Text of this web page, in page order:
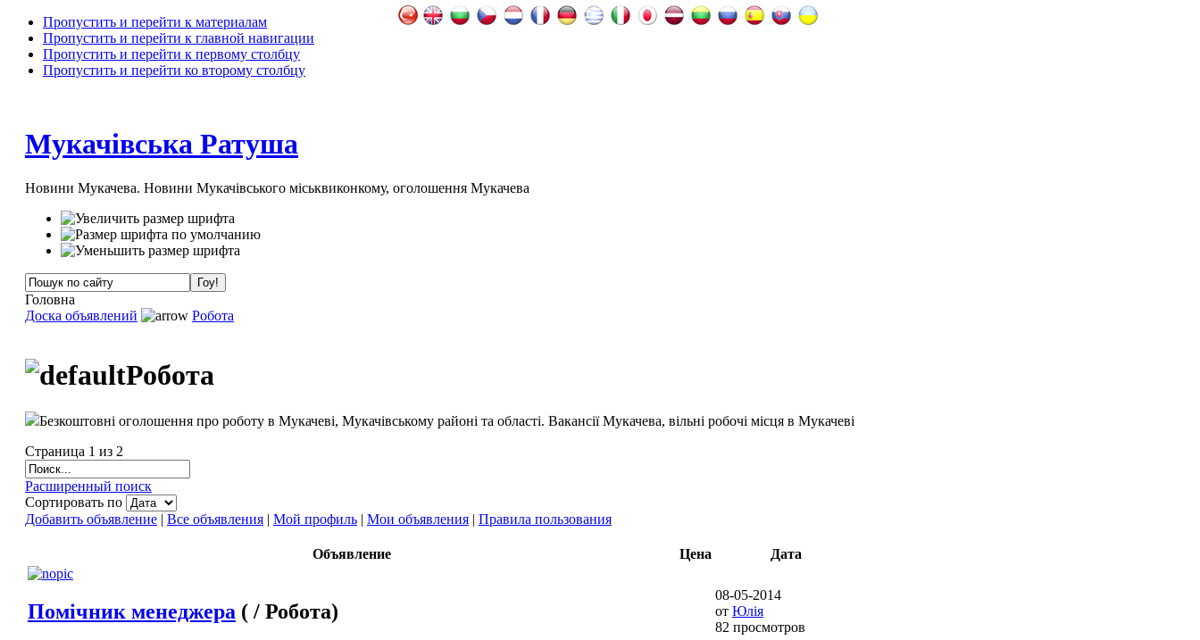
Пропустить и перейти к материалам
Пропустить и перейти к главной навигации
Пропустить и перейти к первому столбцу
Пропустить и перейти ко второму столбцу
Мукачівська Ратуша
Новини Мукачева. Новини Мукачівського міськвиконкому, оголошення Мукачева
Головна
Доска объявлений
Робота
Робота
Безкоштовні оголошення про роботу в Мукачеві, Мукачівському районі та області. Вакансії Мукачева, вільні робочі місця в Мукачеві
Страница 1 из 2
Расширенный поиск
Сортировать по
Добавить объявление| Все объявления| Мой профиль| Мои объявления| Правила пользования
Объявление Цена Дата
Помічник менеджера ( / Робота)
08-05-2014
от Юлія
82 просмотров